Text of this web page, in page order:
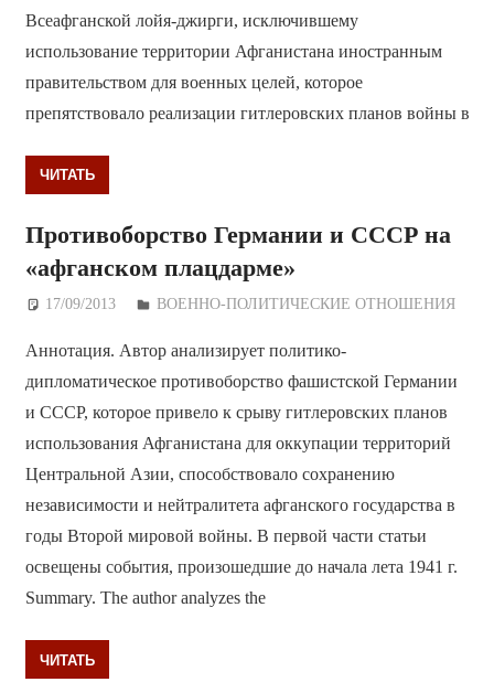
Всеафганской лойя-джирги, исключившему
использование территории Афганистана иностранным
правительством для военных целей, которое
препятствовало реализации гитлеровских планов войны в
ЧИТАТЬ
Противоборство Германии и СССР на
«афганском плацдарме»
17/09/2013 Дежурный по Редакции
ВОЕННО-ПОЛИТИЧЕСКИE ОТНОШЕНИЯ
Аннотация. Автор анализирует политико-
дипломатическое противоборство фашистской Германии
и СССР, которое привело к срыву гитлеровских планов
использования Афганистана для оккупации территорий
Центральной Азии, способствовало сохранению
независимости и нейтралитета афганского государства в
годы Второй мировой войны. В первой части статьи
освещены события, произошедшие до начала лета 1941 г.
Summary. The author analyzes the
ЧИТАТЬ